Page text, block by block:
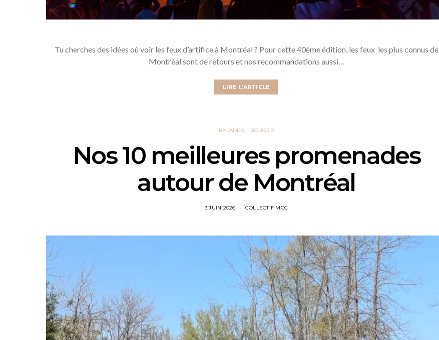
Tu cherches des idées où voir les feux d’artifice à Montréal ? Pour cette 40ème édition, les feux les plus connus de
Montréal sont de retours et nos recommandations aussi…
LIRE L'ARTICLE
BALADES BOUGER
Nos 10 meilleures promenades
autour de Montréal
3 JUIN 2026 COLLECTIF MCC